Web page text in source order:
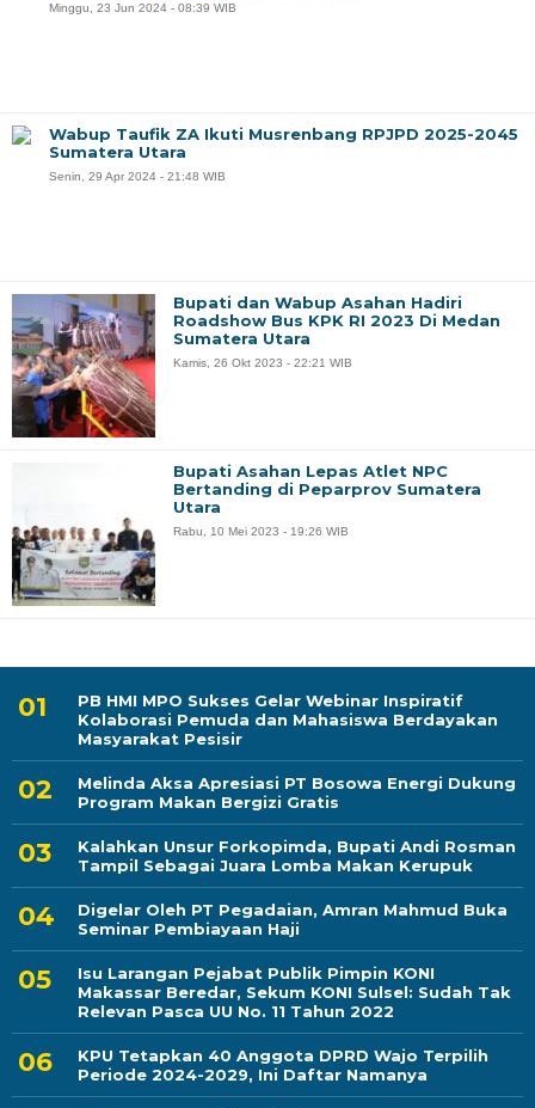
PB HMI MPO Sukses Gelar Webinar Inspiratif
Kolaborasi Pemuda dan Mahasiswa Berdayakan
Masyarakat Pesisir
Melinda Aksa Apresiasi PT Bosowa Energi Dukung
Program Makan Bergizi Gratis
Kalahkan Unsur Forkopimda, Bupati Andi Rosman
Tampil Sebagai Juara Lomba Makan Kerupuk
Digelar Oleh PT Pegadaian, Amran Mahmud Buka
Seminar Pembiayaan Haji
Isu Larangan Pejabat Publik Pimpin KONI
Makassar Beredar, Sekum KONI Sulsel: Sudah Tak
Relevan Pasca UU No. 11 Tahun 2022
KPU Tetapkan 40 Anggota DPRD Wajo Terpilih
Periode 2024-2029, Ini Daftar Namanya
Minggu, 23 Jun 2024 - 08:39 WIB
Wabup Taufik ZA Ikuti Musrenbang RPJPD 2025-2045
Sumatera Utara
Senin, 29 Apr 2024 - 21:48 WIB
Bupati dan Wabup Asahan Hadiri
Roadshow Bus KPK RI 2023 Di Medan
Sumatera Utara
Kamis, 26 Okt 2023 - 22:21 WIB
Bupati Asahan Lepas Atlet NPC
Bertanding di Peparprov Sumatera
Utara
Rabu, 10 Mei 2023 - 19:26 WIB